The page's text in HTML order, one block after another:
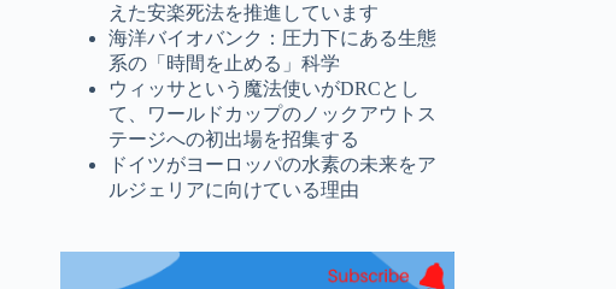
えた安楽死法を推進しています
海洋バイオバンク：圧力下にある生態
系の「時間を止める」科学
ウィッサという魔法使いがDRCとし
て、ワールドカップのノックアウトス
テージへの初出場を招集する
ドイツがヨーロッパの水素の未来をア
ルジェリアに向けている理由